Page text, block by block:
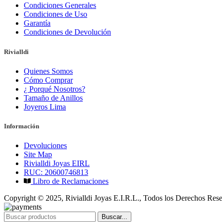
Condiciones Generales
Condiciones de Uso
Garantía
Condiciones de Devolución
Rivialldi
Quienes Somos
Cómo Comprar
¿ Porqué Nosotros?
Tamaño de Anillos
Joyeros Lima
Información
Devoluciones
Site Map
Rivialldi Joyas EIRL
RUC: 20600746813
Libro de Reclamaciones
Copyright © 2025, Rivialldi Joyas E.I.R.L., Todos los Derechos
Buscar...